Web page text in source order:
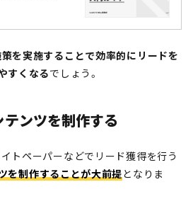
を実施することで効率的にリードを
すくなるでしょう。
ンツを制作する
トペーパーなどでリード獲得を行う
を制作することが大前提となりま